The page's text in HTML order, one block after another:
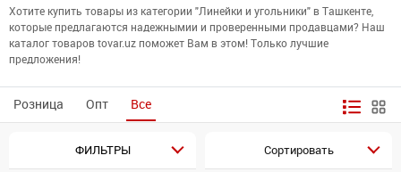
Хотите купить товары из категории "Линейки и угольники" в Ташкенте,
которые предлагаются надежнымии и проверенными продавцами? Наш
каталог товаров tovar.uz поможет Вам в этом! Только лучшие
предложения!
Розница Опт Все
ФИЛЬТРЫ Сортировать